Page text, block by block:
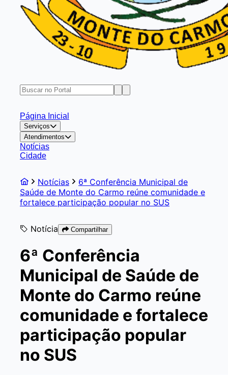
Página Inicial
Serviços
Atendimentos
Notícias
Cidade
Notícias
6ª Conferência Municipal de
Saúde de Monte do Carmo reúne comunidade e
fortalece participação popular no SUS
Notícia Compartilhar
6ª Conferência
Municipal de Saúde de
Monte do Carmo reúne
comunidade e fortalece
participação popular
no SUS